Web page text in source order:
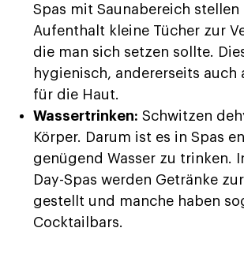
Spas mit Saunabereich stellen
Aufenthalt kleine Tücher zur
die man sich setzen sollte.
hygienisch, andererseits auch
für die Haut.
Wassertrinken: Schwitzen
Körper. Darum ist es in Spas
genügend Wasser zu trinken.
Day-Spas werden Getränke
gestellt und manche haben
Cocktailbars.